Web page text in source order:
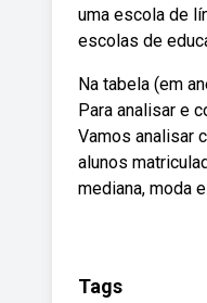
uma escola de
escolas de
Na tabela (em
Para analisar e
Vamos analisar
alunos
mediana, moda
Tags